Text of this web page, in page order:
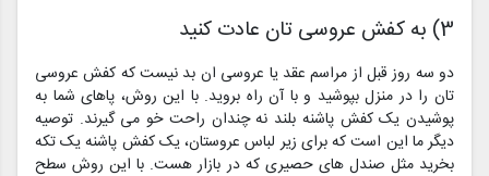
3) به کفش عروسی تان عادت کنید
دو سه روز قبل از مراسم عقد یا عروسی ان بد نیست که کفش عروسی
تان را در منزل بپوشید و با آن راه بروید. با این روش، پاهای شما به
پوشیدن یک کفش پاشنه بلند نه چندان راحت خو می گیرند. توصیه
دیگر ما این است که برای زیر لباس عروستان، یک کفش پاشنه یک تکه
بخرید مثل صندل های حصیری که در بازار هست. با این روش سطح